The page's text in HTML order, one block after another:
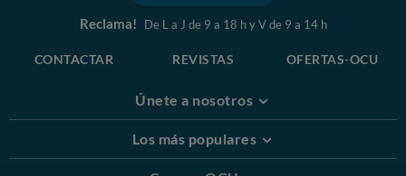
Reclama! De L a J de 9 a 18 h y V de 9 a 14 h
CONTACTAR REVISTAS OFERTAS-OCU
Únete a nosotros
Los más populares